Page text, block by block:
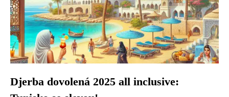
Djerba dovolená 2025 all inclusive: